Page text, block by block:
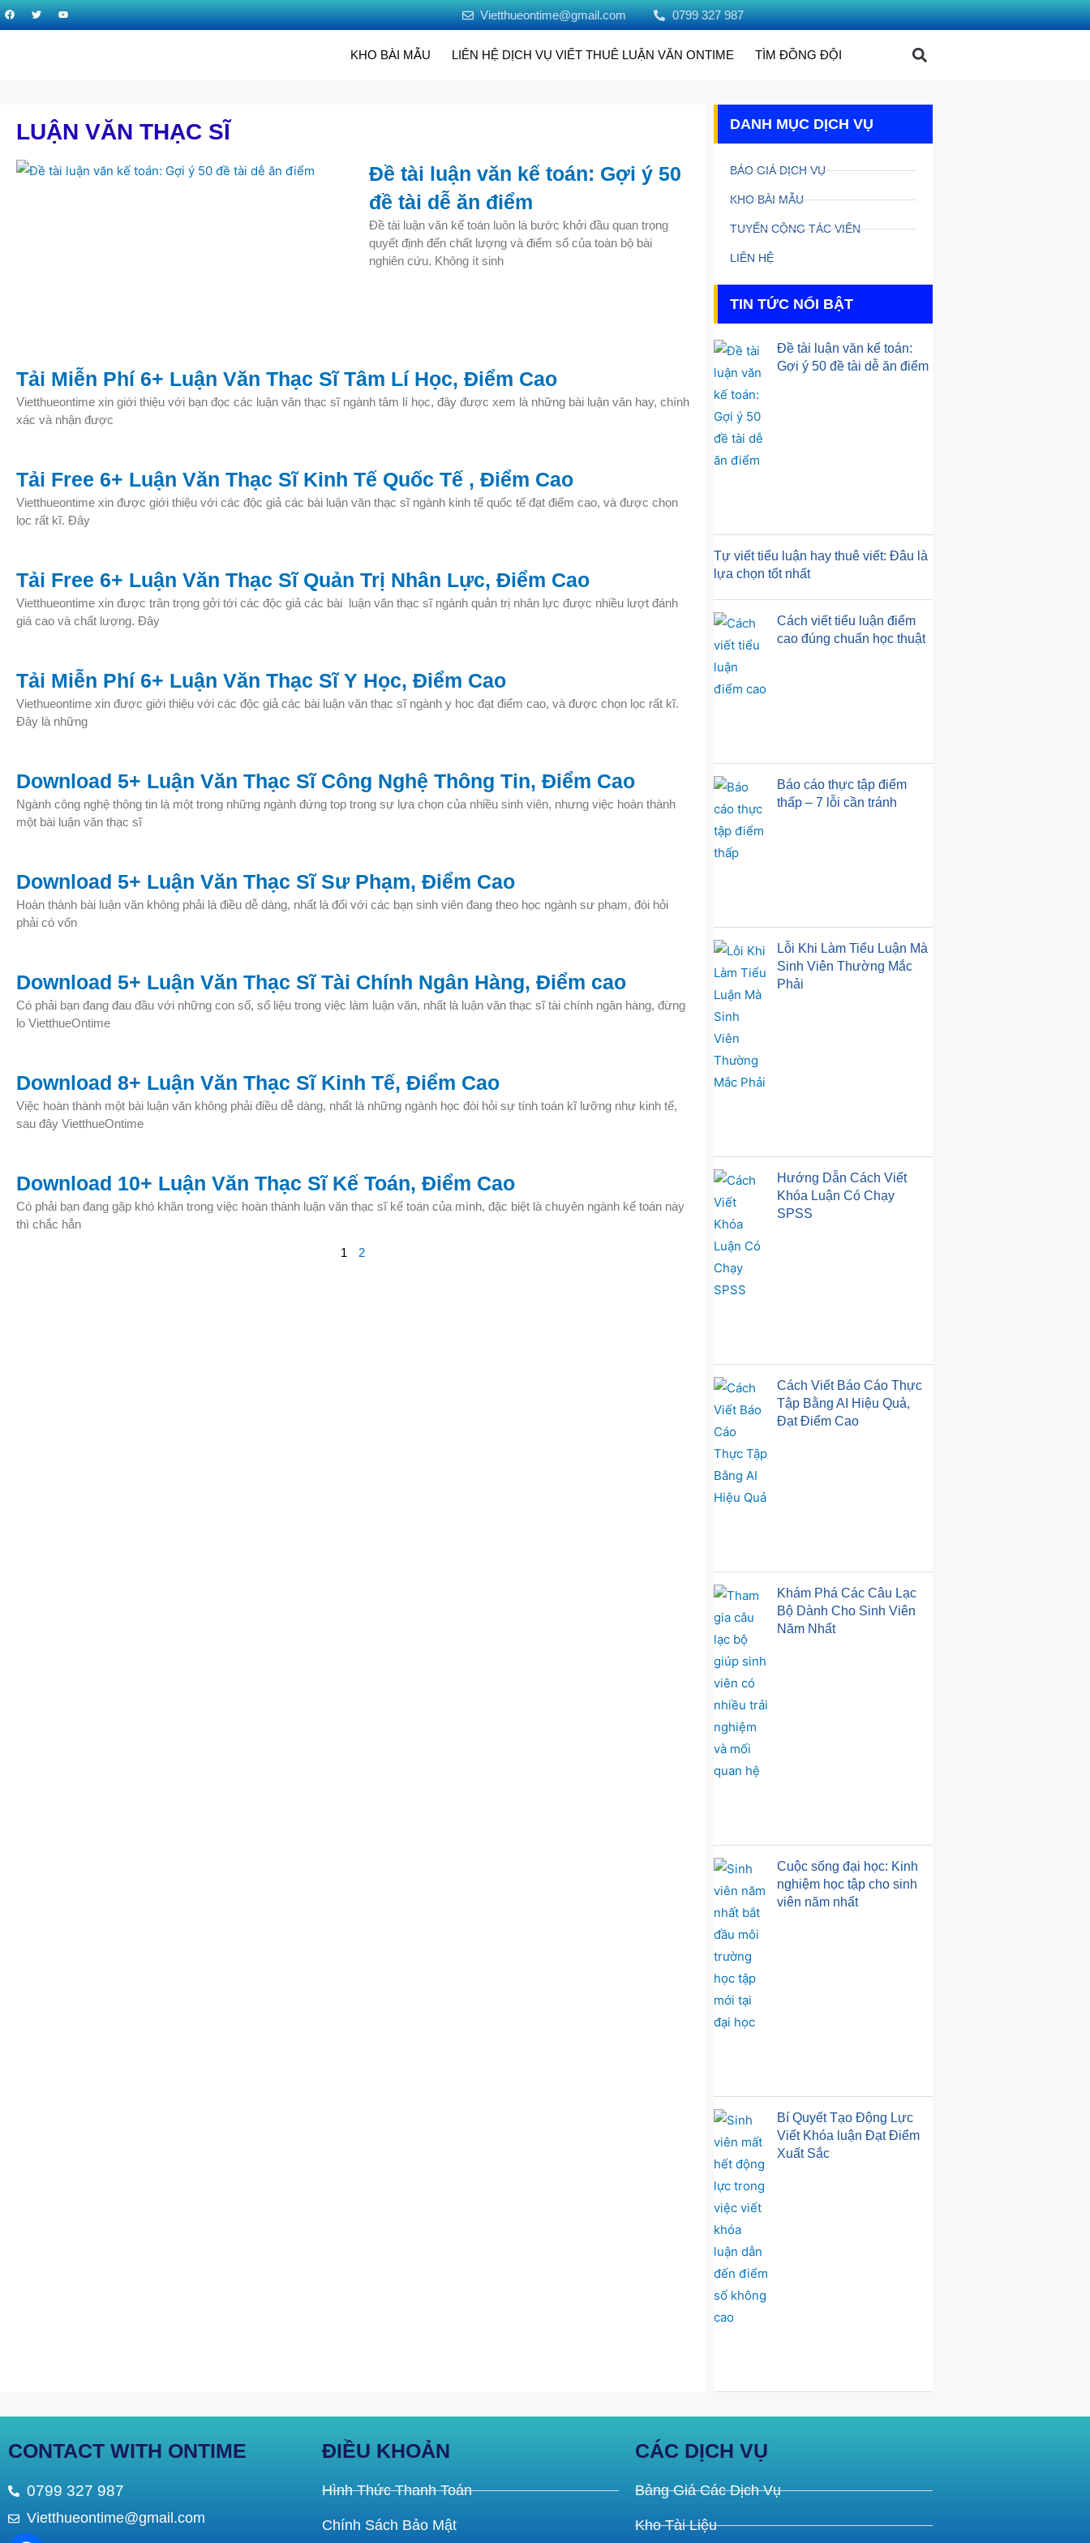
Vietthueontime@gmail.com 0799 327 987
KHO BÀI MẪU LIÊN HỆ DỊCH VỤ VIẾT THUÊ LUẬN VĂN ONTIME TÌM ĐỒNG ĐỘI
LUẬN VĂN THẠC SĨ
Đề tài luận văn kế toán: Gợi ý 50
đề tài dễ ăn điểm
Đề tài luận văn kế toán luôn là bước khởi đầu quan trọng
quyết định đến chất lượng và điểm số của toàn bộ bài
nghiên cứu. Không ít sinh
Tải Miễn Phí 6+ Luận Văn Thạc Sĩ Tâm Lí Học, Điểm Cao
Vietthueontime xin giới thiệu với bạn đọc các luận văn thạc sĩ ngành tâm lí học, đây được xem là những bài luận văn hay, chính
xác và nhận được
Tải Free 6+ Luận Văn Thạc Sĩ Kinh Tế Quốc Tế , Điểm Cao
Vietthueontime xin được giới thiệu với các độc giả các bài luận văn thạc sĩ ngành kinh tế quốc tế đạt điểm cao, và được chọn
lọc rất kĩ. Đây
Tải Free 6+ Luận Văn Thạc Sĩ Quản Trị Nhân Lực, Điểm Cao
Vietthueontime xin được trân trọng gởi tới các độc giả các bài luận văn thạc sĩ ngành quản trị nhân lực được nhiều lượt đánh
giá cao và chất lượng. Đây
Tải Miễn Phí 6+ Luận Văn Thạc Sĩ Y Học, Điểm Cao
Viethueontime xin được giới thiệu với các độc giả các bài luận văn thạc sĩ ngành y học đạt điểm cao, và được chọn lọc rất kĩ.
Đây là những
Download 5+ Luận Văn Thạc Sĩ Công Nghệ Thông Tin, Điểm Cao
Ngành công nghệ thông tin là một trong những ngành đứng top trong sự lựa chọn của nhiều sinh viên, nhưng việc hoàn thành
một bài luận văn thạc sĩ
Download 5+ Luận Văn Thạc Sĩ Sư Phạm, Điểm Cao
Hoàn thành bài luận văn không phải là điều dễ dàng, nhất là đối với các bạn sinh viên đang theo học ngành sư phạm, đòi hỏi
phải có vốn
Download 5+ Luận Văn Thạc Sĩ Tài Chính Ngân Hàng, Điểm cao
Có phải bạn đang đau đầu với những con số, số liệu trong việc làm luận văn, nhất là luận văn thạc sĩ tài chính ngân hàng, đừng
lo VietthueOntime
Download 8+ Luận Văn Thạc Sĩ Kinh Tế, Điểm Cao
Việc hoàn thành một bài luận văn không phải điều dễ dàng, nhất là những ngành học đòi hỏi sự tính toán kĩ lưỡng như kinh tế,
sau đây VietthueOntime
Download 10+ Luận Văn Thạc Sĩ Kế Toán, Điểm Cao
Có phải bạn đang gặp khó khăn trong việc hoàn thành luận văn thạc sĩ kế toán của mình, đặc biệt là chuyên ngành kế toán này
thì chắc hẳn
1 2
DANH MỤC DỊCH VỤ
BÁO GIÁ DỊCH VỤ
KHO BÀI MẪU
TUYỂN CỘNG TÁC VIÊN
LIÊN HỆ
TIN TỨC NỔI BẬT
Đề tài luận văn kế toán:
Gợi ý 50 đề tài dễ ăn điểm
Tự viết tiểu luận hay thuê viết: Đâu là
lựa chọn tốt nhất
Cách viết tiểu luận điểm
cao đúng chuẩn học thuật
Báo cáo thực tập điểm
thấp – 7 lỗi cần tránh
Lỗi Khi Làm Tiểu Luận Mà
Sinh Viên Thường Mắc
Phải
Hướng Dẫn Cách Viết
Khóa Luận Có Chạy
SPSS
Cách Viết Báo Cáo Thực
Tập Bằng AI Hiệu Quả,
Đạt Điểm Cao
Khám Phá Các Câu Lạc
Bộ Dành Cho Sinh Viên
Năm Nhất
Cuộc sống đại học: Kinh
nghiệm học tập cho sinh
viên năm nhất
Bí Quyết Tạo Động Lực
Viết Khóa luận Đạt Điểm
Xuất Sắc
CONTACT WITH ONTIME
0799 327 987
Vietthueontime@gmail.com
ĐIỀU KHOẢN
Hình Thức Thanh Toán
Chính Sách Bảo Mật
CÁC DỊCH VỤ
Bảng Giá Các Dịch Vụ
Kho Tài Liệu